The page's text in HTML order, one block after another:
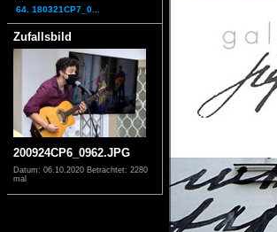
64. 180321CP7_0...
Zufallsbild
200924CP6_0962.JPG
Datum: 06.10.2020 Betrachtet: 2280
mal